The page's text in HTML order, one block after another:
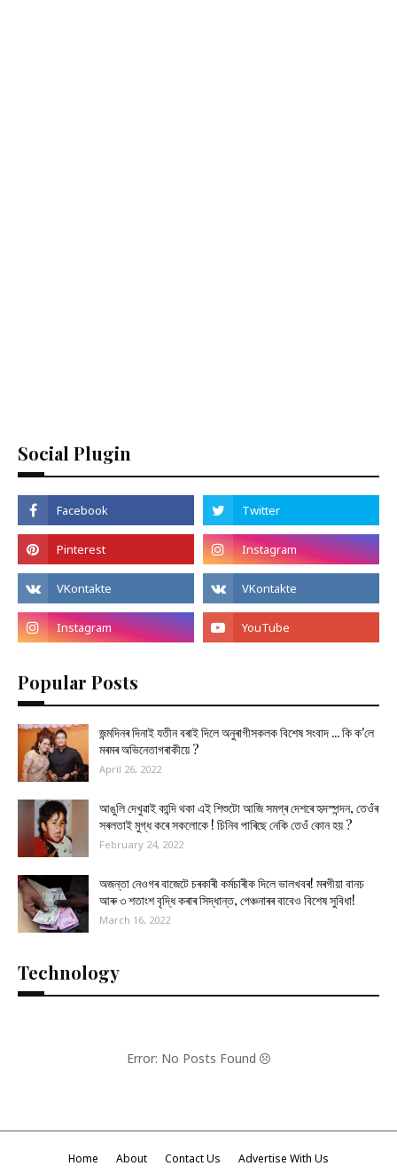
Social Plugin
Popular Posts
জন্মদিনৰ দিনাই যতীন বৰাই দিলে অনুৰাগীসকলক বিশেষ সংবাদ ... কি ক'লে
মৰমৰ অভিনেতাগৰাকীয়ে ?
April 26, 2022
আঙুলি দেখুৱাই কান্দি থকা এই শিশুটো আজি সমগ্ৰ দেশৰে হৃদস্পন্দন, তেওঁৰ
সৰলতাই মুগ্ধ কৰে সকলোকে ! চিনিব পাৰিছে নেকি তেওঁ কোন হয় ?
February 24, 2022
অজন্তা নেওগৰ বাজেটে চৰকাৰী কৰ্মচাৰীক দিলে ভালখবৰ! মৰগীয়া বানচ
আৰু ৩ শতাংশ বৃদ্ধি কৰাৰ সিদ্ধান্ত, পেঞ্চনাৰৰ বাবেও বিশেষ সুবিধা!
March 16, 2022
Technology
Error: No Posts Found
Home About Contact Us
Advertise With Us